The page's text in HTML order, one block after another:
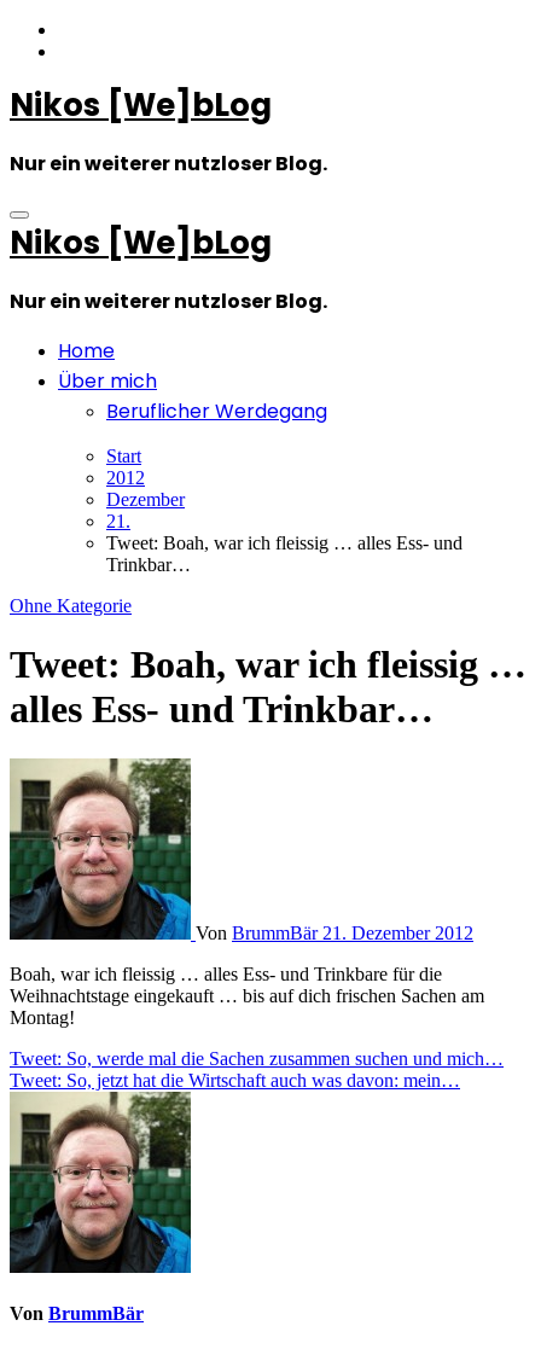
Zum
Inhalt
Nikos [We]bLog
Nur ein weiterer nutzloser Blog.
Nikos [We]bLog
Nur ein weiterer nutzloser Blog.
Home
Über mich
Beruflicher Werdegang
Start
2012
Dezember
21.
Tweet: Boah, war ich fleissig … alles Ess- und
Trinkbar…
Ohne Kategorie
Tweet: Boah, war ich fleissig …
alles Ess- und Trinkbar…
Von BrummBär 21. Dezember 2012
Boah, war ich fleissig … alles Ess- und Trinkbare für die
Weihnachtstage eingekauft … bis auf dich frischen Sachen am
Montag!
Beitragsnavigation
Tweet: So, werde mal die Sachen zusammen suchen und mich…
Tweet: So, jetzt hat die Wirtschaft auch was davon: mein…
Von BrummBär